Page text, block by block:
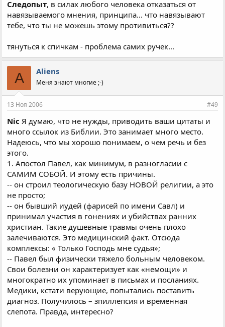
Следопыт, в силах любого человека отказаться от
навязываемого мнения, принципа... что навязывают
тебе, что ты не можешь этому противиться??
тянуться к спичкам - проблема самих ручек...
A Aliens
Меня знают многие ;-)
13 Ноя 2006 #49
Nic Я думаю, что не нужды, приводить ваши цитаты и
много ссылок из Библии. Это занимает много место.
Надеюсь, что мы хорошо понимаем, о чем речь и без
этого.
1. Апостол Павел, как минимум, в разногласии с
САМИМ СОБОЙ. И этому есть причины.
-- он строил теологическую базу НОВОЙ религии, а это
не просто;
-- он бывший иудей (фарисей по имени Савл) и
принимал участия в гонениях и убийствах ранних
христиан. Такие душевные травмы очень плохо
залечиваются. Это медицинский факт. Отсюда
комплексы: « Только Господь мне судья»;
-- Павел был физически тяжело больным человеком.
Свои болезни он характеризует как «немощи» и
многократно их упоминает в письмах и посланиях.
Медики, кстати верующие, попытались поставить
диагноз. Получилось – зпиллепсия и временная
слепота. Правда, интересно?